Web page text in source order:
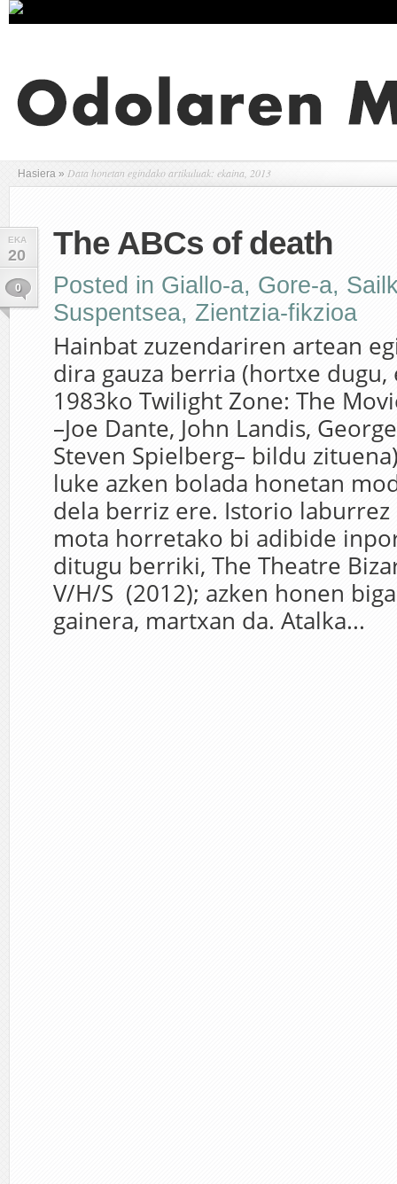
Hasiera » Data honetan egindako artikuluak: ekaina, 2013
EKA
20
0
The ABCs of death
Posted in Giallo-a, Gore-a,
Suspentsea, Zientzia-fikzioa
Hainbat zuzendariren artean
dira gauza berria (hortxe
1983ko Twilight Zone: The
–Joe Dante, John Landis,
Steven Spielberg– bildu
luke azken bolada honetan
dela berriz ere. Istorio
mota horretako bi adibide
ditugu berriki, The Theatre
V/H/S (2012); azken honen
gainera, martxan da. Atalka...